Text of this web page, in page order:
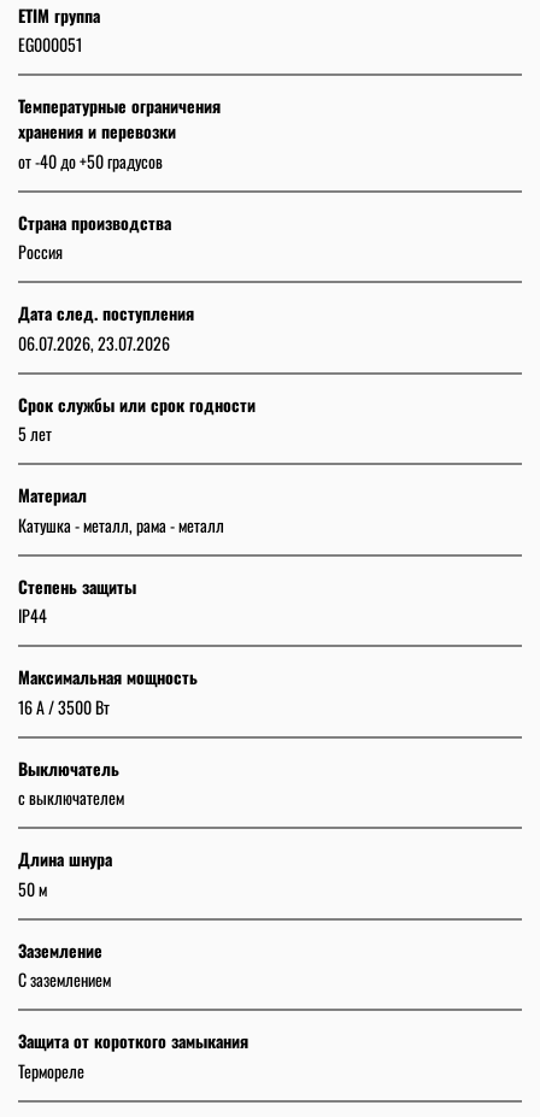
ETIM группа
EG000051
Температурные ограничения
хранения и перевозки
от -40 до +50 градусов
Страна производства
Россия
Дата след. поступления
06.07.2026, 23.07.2026
Срок службы или срок годности
5 лет
Материал
Катушка - металл, рама - металл
Степень защиты
IP44
Максимальная мощность
16 A / 3500 Вт
Выключатель
с выключателем
Длина шнура
50 м
Заземление
C заземлением
Защита от короткого замыкания
Термореле